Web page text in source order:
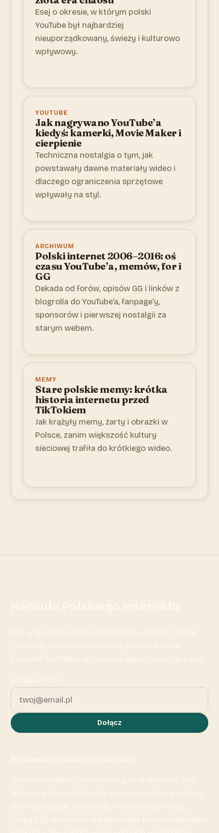
Esej o okresie, w którym polski
YouTube był najbardziej
nieuporządkowany, świeży i kulturowo
wpływowy.
YOUTUBE
Jak nagrywano YouTube’a
kiedyś: kamerki, Movie Maker i
cierpienie
Techniczna nostalgia o tym, jak
powstawały dawne materiały wideo i
dlaczego ograniczenia sprzętowe
wpływały na styl.
ARCHIWUM
Polski internet 2006–2016: oś
czasu YouTube’a, memów, for i
GG
Dekada od forów, opisów GG i linków z
blogrolla do YouTube’a, fanpage’y,
sponsorów i pierwszej nostalgii za
starym webem.
MEMY
Stare polskie memy: krótka
historia internetu przed
TikTokiem
Jak krążyły memy, żarty i obrazki w
Polsce, zanim większość kultury
sieciowej trafiła do krótkiego wideo.
Dołącz